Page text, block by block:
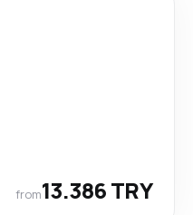
from13.386 TRY